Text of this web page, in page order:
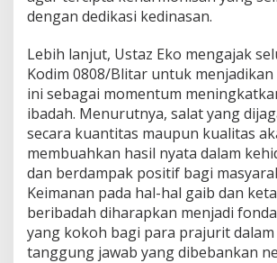
dengan dedikasi kedinasan.
Lebih lanjut, Ustaz Eko mengajak
Kodim 0808/Blitar untuk menjadikan
ini sebagai momentum
ibadah. Menurutnya, salat yang
secara kuantitas maupun kualitas
membuahkan hasil nyata dalam
dan berdampak positif bagi
Keimanan pada hal-hal gaib dan
beribadah diharapkan menjadi
yang kokoh bagi para prajurit
tanggung jawab yang dibebankan